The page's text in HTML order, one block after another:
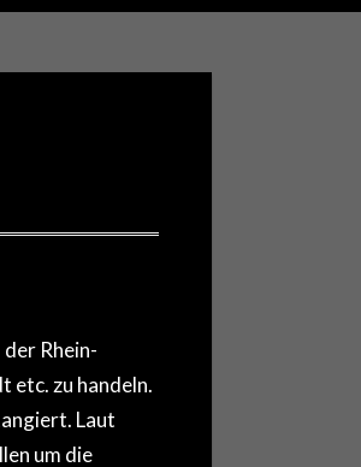
Rhein-
etc. zu handeln.
Laut
um die